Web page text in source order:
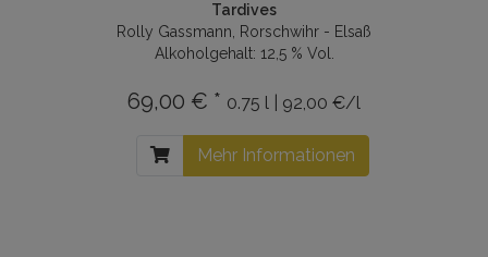
Tardives
Rolly Gassmann, Rorschwihr - Elsaß
Alkoholgehalt: 12,5 % Vol.
69,00 € * 0.75 l | 92,00 €/l
Mehr Informationen